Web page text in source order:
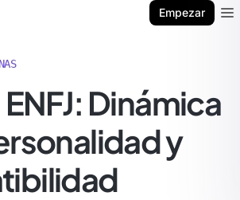
Empezar
ENFJ: Dinámica
y